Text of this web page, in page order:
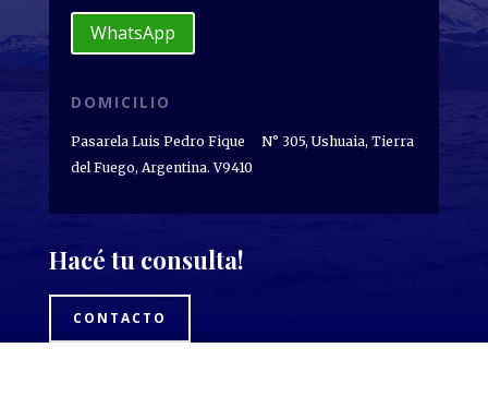
WhatsApp
DOMICILIO
Pasarela Luis Pedro Fique N° 305, Ushuaia, Tierra
del Fuego, Argentina. V9410
Hacé tu consulta!
CONTACTO